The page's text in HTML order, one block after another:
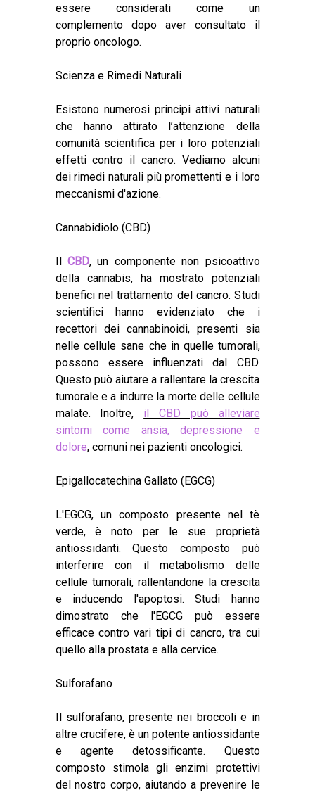
essere considerati come un
complemento dopo aver consultato il
proprio oncologo.
Scienza e Rimedi Naturali
Esistono numerosi principi attivi naturali
che hanno attirato l’attenzione della
comunità scientifica per i loro potenziali
effetti contro il cancro. Vediamo alcuni
dei rimedi naturali più promettenti e i loro
meccanismi d'azione.
Cannabidiolo (CBD)
Il CBD, un componente non psicoattivo
della cannabis, ha mostrato potenziali
benefici nel trattamento del cancro. Studi
scientifici hanno evidenziato che i
recettori dei cannabinoidi, presenti sia
nelle cellule sane che in quelle tumorali,
possono essere influenzati dal CBD.
Questo può aiutare a rallentare la crescita
tumorale e a indurre la morte delle cellule
malate. Inoltre, il CBD può alleviare
sintomi come ansia, depressione e
dolore, comuni nei pazienti oncologici.
Epigallocatechina Gallato (EGCG)
L'EGCG, un composto presente nel tè
verde, è noto per le sue proprietà
antiossidanti. Questo composto può
interferire con il metabolismo delle
cellule tumorali, rallentandone la crescita
e inducendo l'apoptosi. Studi hanno
dimostrato che l'EGCG può essere
efficace contro vari tipi di cancro, tra cui
quello alla prostata e alla cervice.
Sulforafano
Il sulforafano, presente nei broccoli e in
altre crucifere, è un potente antiossidante
e agente detossificante. Questo
composto stimola gli enzimi protettivi
del nostro corpo, aiutando a prevenire le